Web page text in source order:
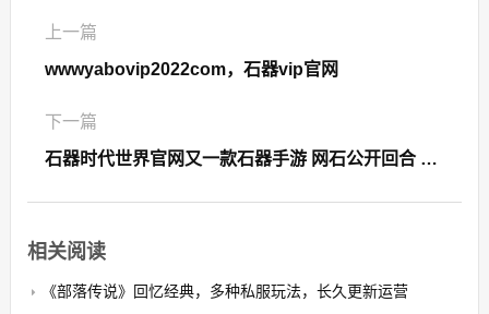
上一篇
wwwyabovip2022com，石器vip官网
下一篇
石器时代世界官网又一款石器手游 网石公开回合 MMORPG《石器时代世界
相关阅读
《部落传说》回忆经典，多种私服玩法，长久更新运营